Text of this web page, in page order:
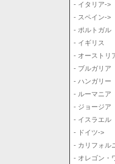
- イタリア->
- スペイン->
- ポルトガル
- イギリス
- オーストリ
- ブルガリア
- ハンガリー
- ルーマニア
- ジョージア
- イスラエル
- ドイツ->
- カリフォル
- オレゴン・